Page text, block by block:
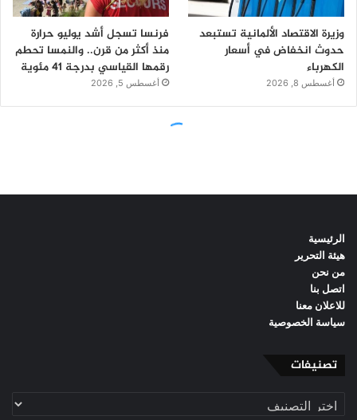
الرئيسية
هيئة التحرير
من نحن
اتصل بنا
للاعلان معنا
سياسة الخصوصية
تصنيفات
تصنيفات